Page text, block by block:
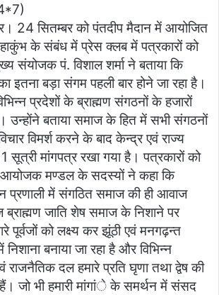
ai
l
ar
e
24 सितम्बर को पंतदीप मैदान में आयोजित
के संबंध में प्रेस क्लब में पत्रकारों को
संयोजक पं. विशाल शर्मा ने बताया कि
का इतना बड़ा संगम पहली बार होने जा रहा है।
प्रदेशों के ब्राह्मण संगठनों के हजारों
उन्होंने बताया समाज के हित में सभी संगठनों
विमर्श करने के बाद केन्द्र एवं राज्य
सूत्री मांगपत्र रखा गया है। पत्रकारों को
आयोजक मण्डल के सदस्यों ने कहा कि
प्रणाली में संगठित समाज की ही आवाज
जाति शेष समाज के निशाने पर
पूर्वजों को लक्ष्य कर झूंठी एवं मनगढ़न्त
बनाया जा रहा है और विभिन्न
राजनैतिक दल हमारे प्रति घृणा तथा द्वेष की
हैं। जो भी हमारी मांगांे के समर्थन में संसद